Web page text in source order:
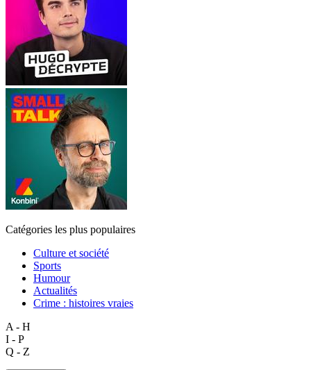
Catégories les plus populaires
Culture et société
Sports
Humour
Actualités
Crime : histoires vraies
A - H
I - P
Q - Z